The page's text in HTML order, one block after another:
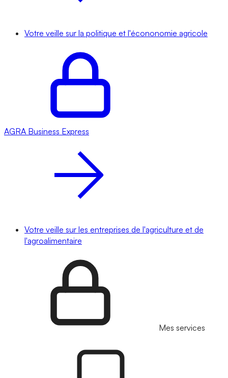
Votre veille sur la politique et l'écononomie agricole
AGRA Business Express
Votre veille sur les entreprises de l'agriculture et de
l'agroalimentaire
Mes services